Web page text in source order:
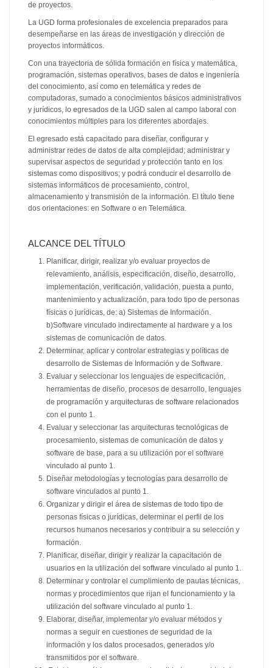
de proyectos.
La UGD forma profesionales de excelencia preparados para
desempeñarse en las áreas de investigación y dirección de
proyectos informáticos.
Con una trayectoria de sólida formación en física y matemática,
programación, sistemas operativos, bases de datos e ingeniería
del conocimiento, así como en telemática y redes de
computadoras, sumado a conocimientos básicos administrativos
y jurídicos, lo egresados de la UGD salen al campo laboral con
conocimientos múltiples para los diferentes abordajes.
El egresado está capacitado para diseñar, configurar y
administrar redes de datos de alta complejidad; administrar y
supervisar aspectos de seguridad y protección tanto en los
sistemas como dispositivos; y podrá conducir el desarrollo de
sistemas informáticos de procesamiento, control,
almacenamiento y transmisión de la información. El título tiene
dos orientaciones: en Software o en Telemática.
ALCANCE DEL TÍTULO
Planificar, dirigir, realizar y/o evaluar proyectos de
relevamiento, análisis, especificación, diseño, desarrollo,
implementación, verificación, validación, puesta a punto,
mantenimiento y actualización, para todo tipo de personas
físicas o jurídicas, de: a) Sistemas de Información.
b)Software vinculado indirectamente al hardware y a los
sistemas de comunicación de datos.
Determinar, aplicar y controlar estrategias y políticas de
desarrollo de Sistemas de Información y de Software.
Evaluar y seleccionar los lenguajes de especificación,
herramientas de diseño, procesos de desarrollo, lenguajes
de programación y arquitecturas de software relacionados
con el punto 1.
Evaluar y seleccionar las arquitecturas tecnológicas de
procesamiento, sistemas de comunicación de datos y
software de base, para a su utilización por el software
vinculado al punto 1.
Diseñar metodologías y tecnologías para desarrollo de
software vinculados al punto 1.
Organizar y dirigir el área de sistemas de todo tipo de
personas físicas o jurídicas, determinar el perfil de los
recursos humanos necesarios y contribuir a su selección y
formación.
Planificar, diseñar, dirigir y realizar la capacitación de
usuarios en la utilización del software vinculado al punto 1.
Determinar y controlar el cumplimiento de pautas técnicas,
normas y procedimientos que rijan el funcionamiento y la
utilización del software vinculado al punto 1.
Elaborar, diseñar, implementar y/o evaluar métodos y
normas a seguir en cuestiones de seguridad de la
información y los datos procesados, generados y/o
transmitidos por el software.